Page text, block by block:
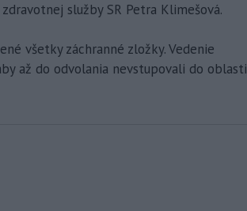
služby SR Petra Klimešová.
všetky záchranné zložky. Vedenie
až do odvolania nevstupovali do oblasti